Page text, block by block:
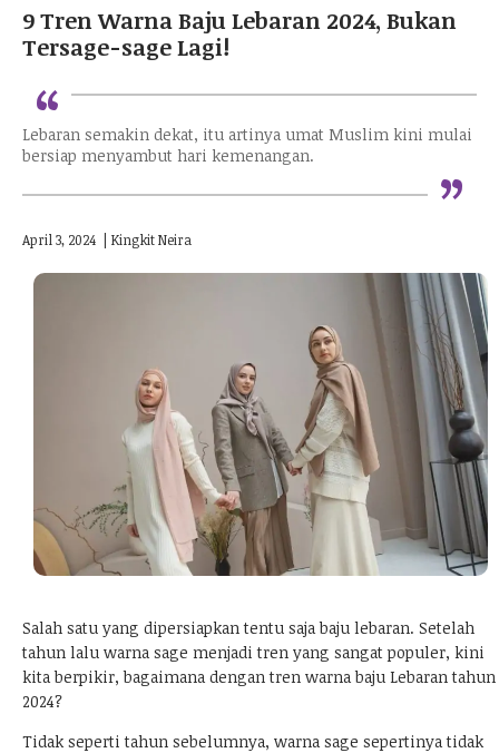
9 Tren Warna Baju Lebaran 2024, Bukan
Tersage-sage Lagi!
“
Lebaran semakin dekat, itu artinya umat Muslim kini mulai
bersiap menyambut hari kemenangan.
“
April 3, 2024 Kingkit Neira
Salah satu yang dipersiapkan tentu saja baju lebaran. Setelah
tahun lalu warna sage menjadi tren yang sangat populer, kini
kita berpikir, bagaimana dengan tren warna baju Lebaran tahun
2024?
Tidak seperti tahun sebelumnya, warna sage sepertinya tidak